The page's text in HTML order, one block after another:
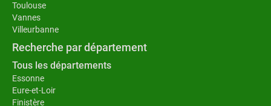
Toulouse
Vannes
Villeurbanne
Recherche par département
Tous les départements
Essonne
Eure-et-Loir
Finistère